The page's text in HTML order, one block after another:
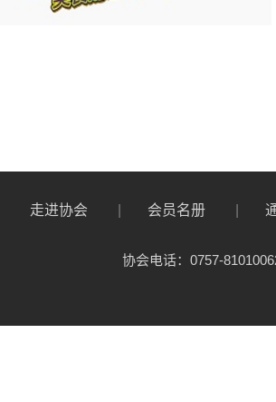
走进协会 会员名册
协会电话：0757-